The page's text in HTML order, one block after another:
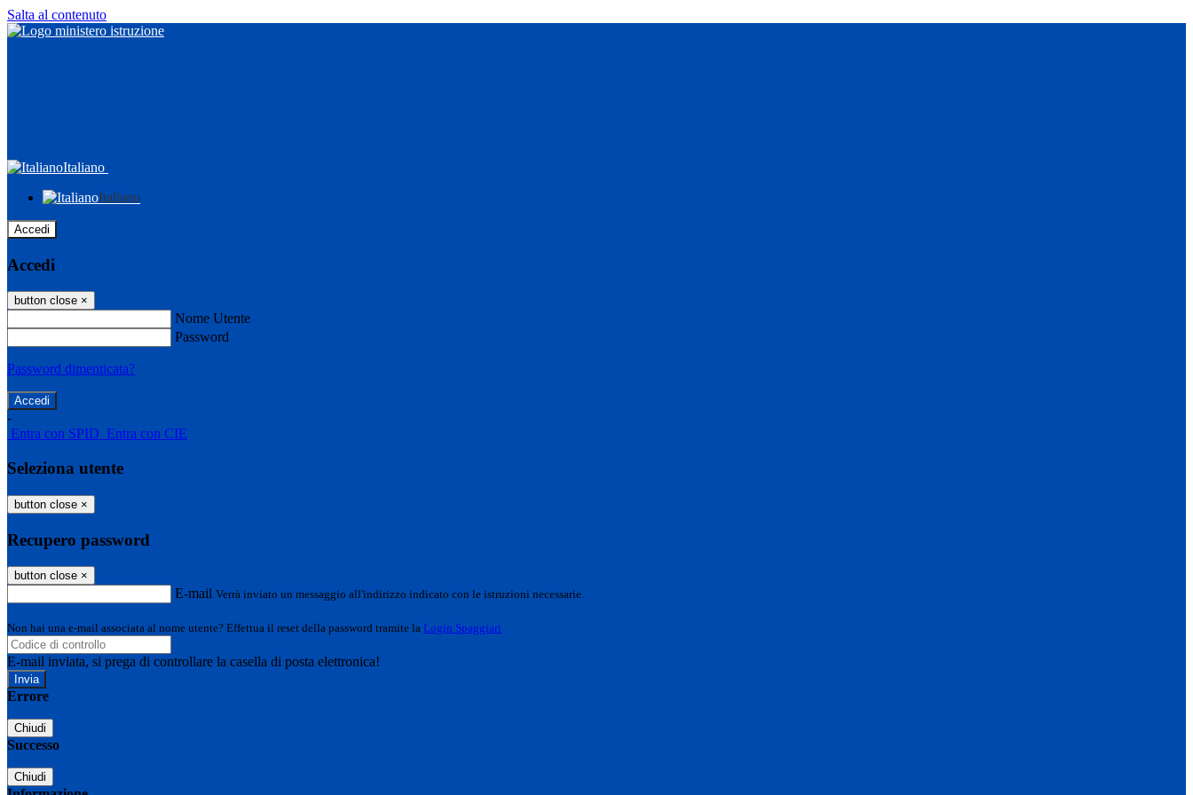
Salta al contenuto
Italiano
Italiano
Accedi
Accedi
button close ×
Nome Utente
Password
Password dimenticata?
-
Entra con SPID Entra con CIE
Seleziona utente
button close ×
Recupero password
button close ×
E-mail Verrà inviato un messaggio all'indirizzo indicato con le istruzioni necessarie.
Non hai una e-mail associata al nome utente? Effettua il reset della password tramite la Login Spaggiari
E-mail inviata, si prega di controllare la casella di posta elettronica!
Errore
Chiudi
Successo
Chiudi